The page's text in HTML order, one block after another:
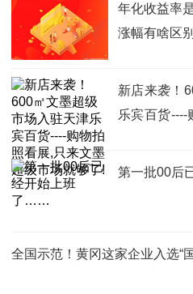
年化收益率
涨幅有啥区
新店来袭！
乐宾百货----
第一批00后
全国示范！黄冈这家企业入选“